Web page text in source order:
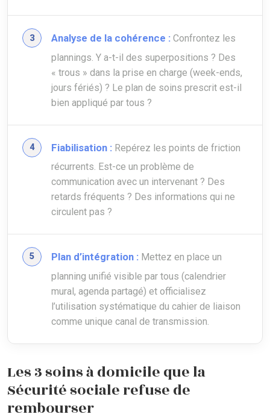
Analyse de la cohérence : Confrontez les
plannings. Y a-t-il des superpositions ? Des
« trous » dans la prise en charge (week-ends,
jours fériés) ? Le plan de soins prescrit est-il
bien appliqué par tous ?
Fiabilisation : Repérez les points de friction
récurrents. Est-ce un problème de
communication avec un intervenant ? Des
retards fréquents ? Des informations qui ne
circulent pas ?
Plan d’intégration : Mettez en place un
planning unifié visible par tous (calendrier
mural, agenda partagé) et officialisez
l’utilisation systématique du cahier de liaison
comme unique canal de transmission.
Les 3 soins à domicile que la
Sécurité sociale refuse de
rembourser